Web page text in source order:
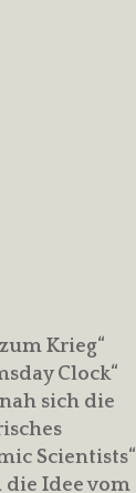
Krieg“
Clock“
sich die
Scientists“
die Idee vom